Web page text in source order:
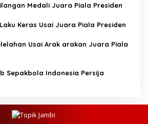
Medali Juara Piala Presiden
Keras Usai Juara Piala Presiden
Usai Arak arakan Juara Piala
Sepakbola Indonesia Persija